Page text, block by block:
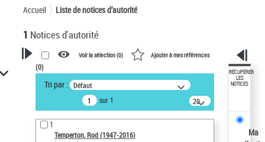
Accueil Liste de notices d’autorité
1 Notices d'autorité
VOTRE RECHERCHE
Recherche avancée dans les
notices d’autorité
Œuvres liées à l'auteur :
Temperton, Rod (1947-2016)
Voir la sélection (0) Ajouter à mes références
(0)
Tri par : Défaut
sur 1
20
résultats/page
1
Temperton, Rod (1947-2016)
RÉCUPÉRER
LES
NOTICES
Ma